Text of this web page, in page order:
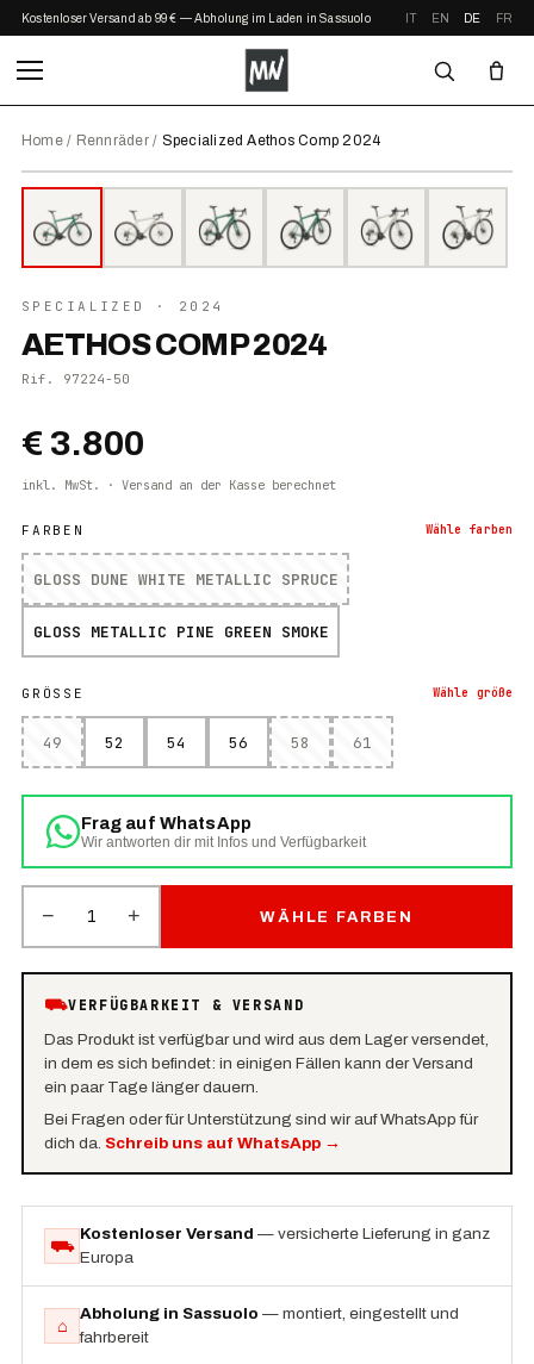
Kostenloser Versand ab 99 € — Abholung im Laden in Sassuolo IT EN DE FR
Home/ Rennräder/ Specialized Aethos Comp 2024
SPECIALIZED · 2024
AETHOS COMP 2024
Rif. 97224-50
€ 3.800
inkl. MwSt. · Versand an der Kasse berechnet
FARBEN Wähle farben
GLOSS DUNE WHITE METALLIC SPRUCE
GLOSS METALLIC PINE GREEN SMOKE
GRÖSSE Wähle größe
49 52 54 56 58 61
Frag auf WhatsApp
Wir antworten dir mit Infos und Verfügbarkeit
− 1 + WÄHLE FARBEN
⛟VERFÜGBARKEIT & VERSAND
Das Produkt ist verfügbar und wird aus dem Lager versendet,
in dem es sich befindet: in einigen Fällen kann der Versand
ein paar Tage länger dauern.
Bei Fragen oder für Unterstützung sind wir auf WhatsApp für
dich da. Schreib uns auf WhatsApp→
⛟
Kostenloser Versand — versicherte Lieferung in ganz
Europa
⌂
Abholung in Sassuolo — montiert, eingestellt und
fahrbereit